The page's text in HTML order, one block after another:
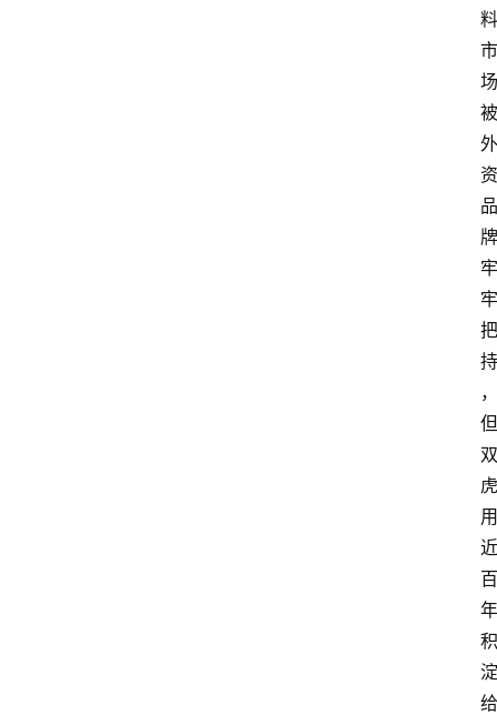
料
市
场
被
外
资
品
牌
牢
牢
把
持
，
但
双
虎
用
近
百
年
积
淀
给